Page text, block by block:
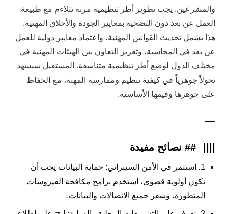
والمشرعين. يجب تطوير أطر تنظيمية مرنة تتلاءم مع طبيعة
العمل عن بعد دون التضحية بمعايير الجودة والأخلاق المهنية.
هذا يشمل تحديث القوانين المهنية، واعتماد معايير دولية للعمل
عن بعد في المحاسبة، وتعزيز التعاون بين الهيئات المهنية في
مختلف الدول لوضع أطر تنظيمية متناسقة. المستقبل سيشهد
تحولاً جوهرياً في كيفية تنظيم وممارسة المهنة، مع الحفاظ
على جوهرها وقيمها الأساسية.
—
## نصائح مفيدة
1. استثمر في الأمن السيبراني: حماية البيانات يجب أن
تكون أولوية قصوى، استخدم برامج مكافحة الفيروسات
المتطورة، وشفر جميع الاتصالات والبيانات.